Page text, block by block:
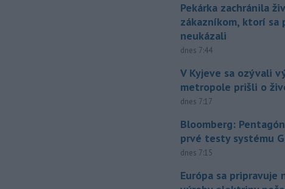
Pekárka zachránila
zákazníkom, ktorí sa
neukázali
dnes 7:44
V Kyjeve sa ozývali
metropole prišli o
dnes 7:17
Bloomberg:
prvé testy systému
dnes 7:15
Európa sa pripravuje